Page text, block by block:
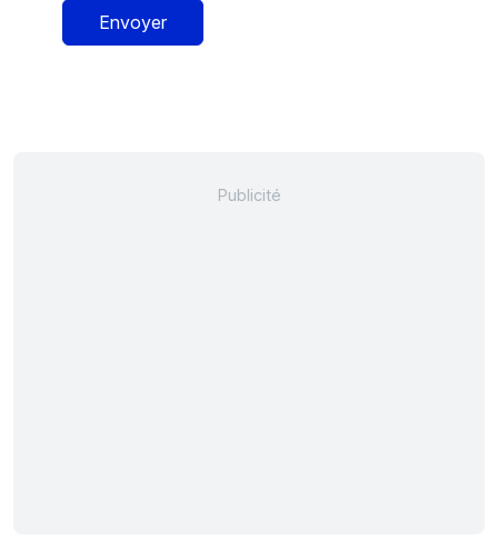
Envoyer